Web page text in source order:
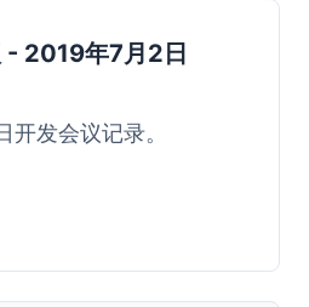
- 2019年7月2日
发会议记录。